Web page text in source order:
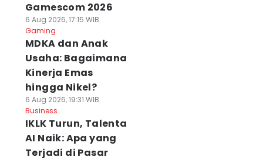
Gamescom 2026
6 Aug 2026, 17:15 WIB
Gaming
MDKA dan Anak
Usaha: Bagaimana
Kinerja Emas
hingga Nikel?
6 Aug 2026, 19:31 WIB
Business
IKLK Turun, Talenta
AI Naik: Apa yang
Terjadi di Pasar